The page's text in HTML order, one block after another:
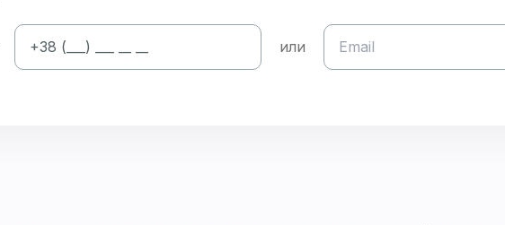
или